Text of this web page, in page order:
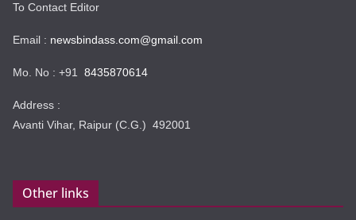
To Contact Editor
Email : newsbindass.com@gmail.com
Mo. No : +91 8435870614
Address :
Avanti Vihar, Raipur (C.G.) 492001
Other links